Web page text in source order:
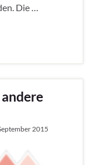
Die …
2015